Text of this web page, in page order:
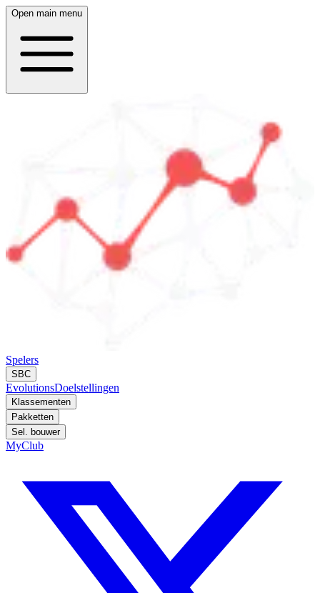
Open main menu
Spelers
SBC
EvolutionsDoelstellingen
Klassementen
Pakketten
Sel. bouwer
MyClub